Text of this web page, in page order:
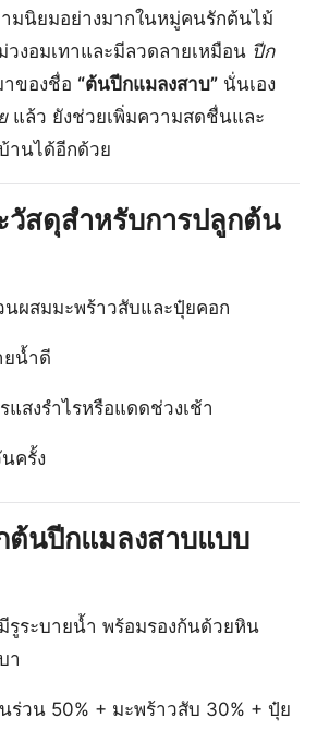
มนิยมอย่างมากในหมู่คนรักต้นไม้
งอมเทาและมีลวดลายเหมือน ปีก
ของชื่อ “ต้นปีกแมลงสาบ” นั่นเอง
แล้ว ยังช่วยเพิ่มความสดชื่นและ
านได้อีกด้วย
สดุสำหรับการปลูกต้น
นผสมมะพร้าวสับและปุ๋ยคอก
ยน้ำดี
แสงรำไรหรือแดดช่วงเช้า
ครั้ง
นปีกแมลงสาบแบบ
รูระบายน้ำ พร้อมรองก้นด้วยหิน
า
ร่วน 50% + มะพร้าวสับ 30% + ปุ๋ย